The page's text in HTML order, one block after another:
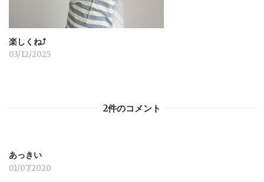
楽しくね⤴︎
03/12/2025
2件のコメント
あっきい
01/07/2020